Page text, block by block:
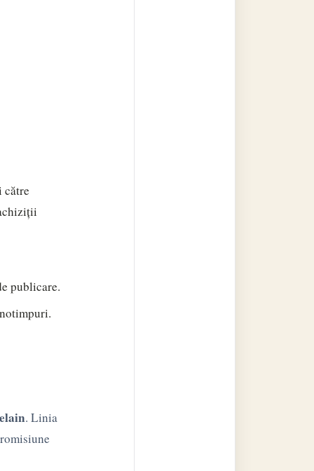
către
publicare.
. Linia